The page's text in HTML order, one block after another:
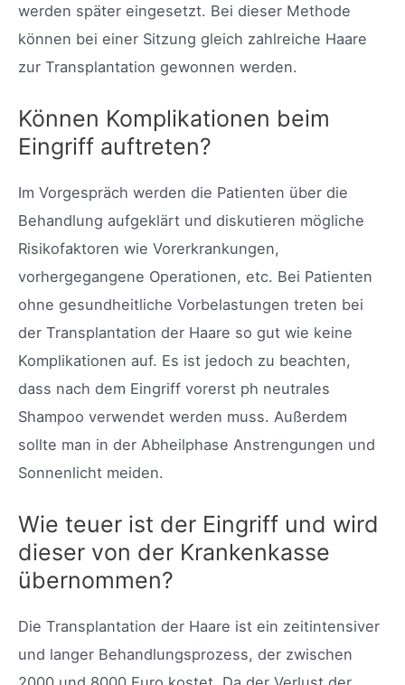
werden später eingesetzt. Bei dieser Methode
können bei einer Sitzung gleich zahlreiche Haare
zur Transplantation gewonnen werden.
Können Komplikationen beim
Eingriff auftreten?
Im Vorgespräch werden die Patienten über die
Behandlung aufgeklärt und diskutieren mögliche
Risikofaktoren wie Vorerkrankungen,
vorhergegangene Operationen, etc. Bei Patienten
ohne gesundheitliche Vorbelastungen treten bei
der Transplantation der Haare so gut wie keine
Komplikationen auf. Es ist jedoch zu beachten,
dass nach dem Eingriff vorerst ph neutrales
Shampoo verwendet werden muss. Außerdem
sollte man in der Abheilphase Anstrengungen und
Sonnenlicht meiden.
Wie teuer ist der Eingriff und wird
dieser von der Krankenkasse
übernommen?
Die Transplantation der Haare ist ein zeitintensiver
und langer Behandlungsprozess, der zwischen